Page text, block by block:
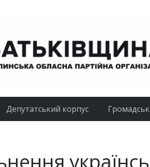
Депутатський корпус